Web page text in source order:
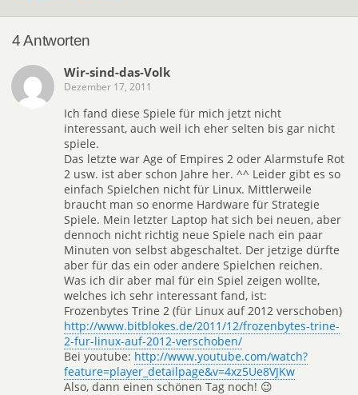
4 Antworten
Wir-sind-das-Volk
Dezember 17, 2011
Ich fand diese Spiele für mich jetzt nicht
interessant, auch weil ich eher selten bis gar nicht
spiele.
Das letzte war Age of Empires 2 oder Alarmstufe Rot
2 usw. ist aber schon Jahre her. ^^ Leider gibt es so
einfach Spielchen nicht für Linux. Mittlerweile
braucht man so enorme Hardware für Strategie
Spiele. Mein letzter Laptop hat sich bei neuen, aber
dennoch nicht richtig neue Spiele nach ein paar
Minuten von selbst abgeschaltet. Der jetzige dürfte
aber für das ein oder andere Spielchen reichen.
Was ich dir aber mal für ein Spiel zeigen wollte,
welches ich sehr interessant fand, ist:
Frozenbytes Trine 2 (für Linux auf 2012 verschoben)
http://www.bitblokes.de/2011/12/frozenbytes-trine-
2-fur-linux-auf-2012-verschoben/
Bei youtube: http://www.youtube.com/watch?
feature=player_detailpage&v=4xz5Ue8VJKw
Also, dann einen schönen Tag noch! 😉